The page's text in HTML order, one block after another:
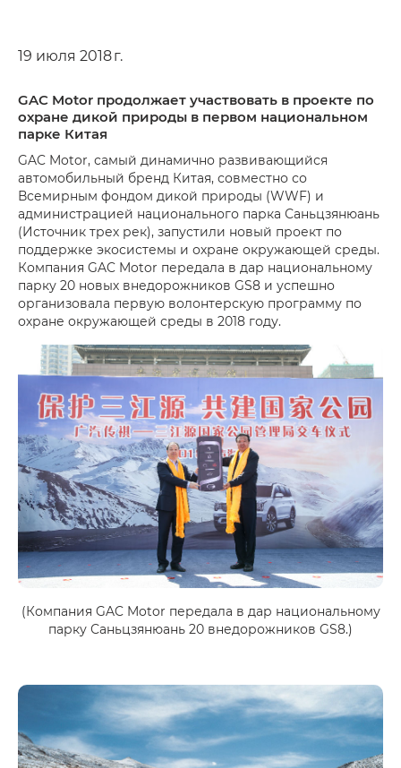
19 июля 2018 г.
GAC Motor продолжает участвовать в проекте по
охране дикой природы в первом национальном
парке Китая
GAC Motor, самый динамично развивающийся
автомобильный бренд Китая, совместно со
Всемирным фондом дикой природы (WWF) и
администрацией национального парка Саньцзянюань
(Источник трех рек), запустили новый проект по
поддержке экосистемы и охране окружающей среды.
Компания GAC Motor передала в дар национальному
парку 20 новых внедорожников GS8 и успешно
организовала первую волонтерскую программу по
охране окружающей среды в 2018 году.
(Компания GAC Motor передала в дар национальному
парку Саньцзянюань 20 внедорожников GS8.)